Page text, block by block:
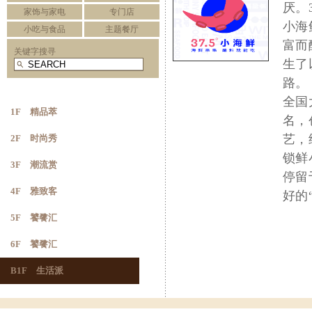
家饰与家电
专门店
小吃与食品
主题餐厅
关键字搜寻
1F 精品萃
2F 时尚秀
3F 潮流赏
4F 雅致客
5F 饕餮汇
6F 饕餮汇
B1F 生活派
厌
小海
富而
生了
路。
全国
名，
艺，
锁鲜
停留
好的